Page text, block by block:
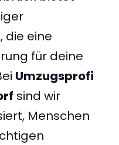
die eine
für deine
Umzugsprofi
sind wir
Menschen